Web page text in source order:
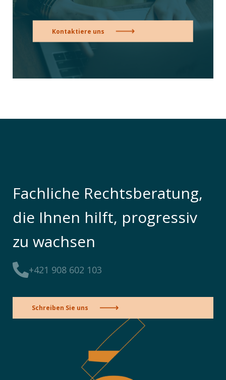
Kontaktiere uns
Fachliche Rechtsberatung,
die Ihnen hilft, progressiv
zu wachsen
+421 908 602 103
Schreiben Sie uns